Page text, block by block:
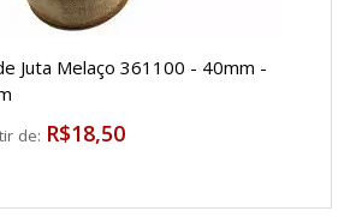
Juta Melaço 361100 - 40mm -
de: R$18,50